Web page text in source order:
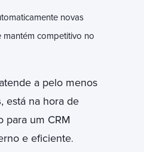
novas
mantém competitivo no
a pelo menos
, está na hora de
para um CRM
e eficiente.